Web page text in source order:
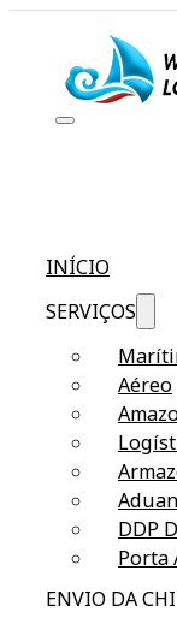
INÍCIO
SERVIÇOS
Aéreo
DDP
Porta
ENVIO DA